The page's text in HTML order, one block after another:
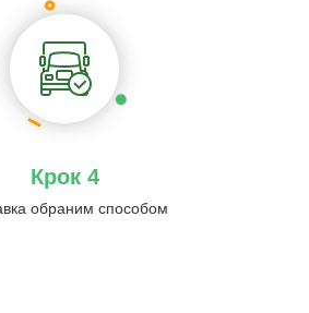
Крок 4
обраним способом